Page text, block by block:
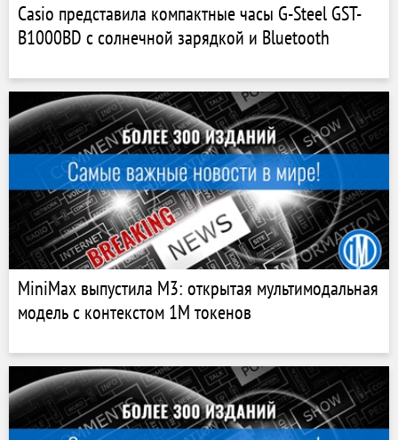
Casio представила компактные часы G-Steel GST-
B1000BD с солнечной зарядкой и Bluetooth
MiniMax выпустила M3: открытая мультимодальная
модель с контекстом 1M токенов